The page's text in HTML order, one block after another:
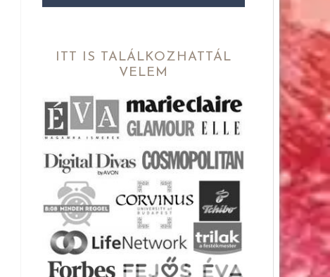
ITT IS TALÁLKOZHATTÁL
VELEM